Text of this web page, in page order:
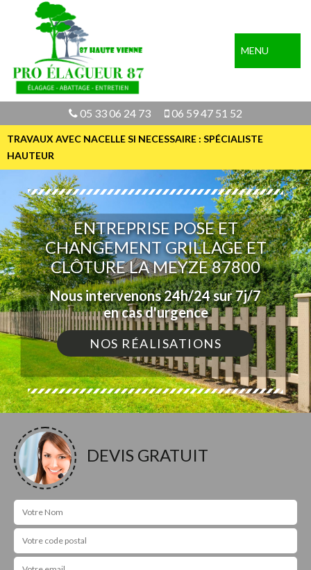
MENU
05 33 06 24 73 06 59 47 51 52
TRAVAUX AVEC NACELLE SI NECESSAIRE : SPÉCIALISTE
HAUTEUR
ENTREPRISE POSE ET
CHANGEMENT GRILLAGE ET
CLÔTURE LA MEYZE 87800
Nous intervenons 24h/24 sur 7j/7
en cas d'urgence
NOS RÉALISATIONS
DEVIS GRATUIT